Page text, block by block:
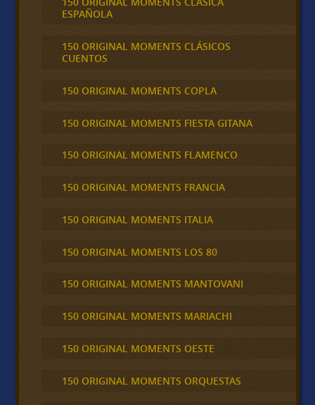
ESPAÑOLA
150 ORIGINAL MOMENTS CLÁSICOS
CUENTOS
150 ORIGINAL MOMENTS COPLA
150 ORIGINAL MOMENTS FIESTA GITANA
150 ORIGINAL MOMENTS FLAMENCO
150 ORIGINAL MOMENTS FRANCIA
150 ORIGINAL MOMENTS ITALIA
150 ORIGINAL MOMENTS LOS 80
150 ORIGINAL MOMENTS MANTOVANI
150 ORIGINAL MOMENTS MARIACHI
150 ORIGINAL MOMENTS OESTE
150 ORIGINAL MOMENTS ORQUESTAS